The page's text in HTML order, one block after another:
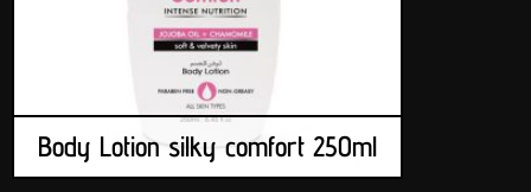
Body Lotion silky comfort 250ml